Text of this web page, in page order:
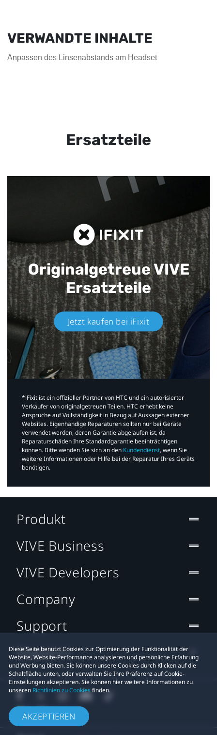
VERWANDTE INHALTE
Anpassen des Linsenabstands am Headset
Ersatzteile
Originalgetreue VIVE
Ersatzteile
Jetzt kaufen bei iFixit​
*iFixit ist ein offizieller Partner von HTC und ein autorisierter
Verkäufer von originalgetreuen Teilen. HTC erhebt keine
Ansprüche auf Vollständigkeit in Bezug auf Aussagen externer
Websites. Eigenhändige Reparaturen sollten nur bei Geräte
verwendet werden, deren Garantie abgelaufen ist, da
Reparaturschäden Ihre Standardgarantie beeinträchtigen
können. Bitte wenden Sie sich an den Kundendienst, wenn Sie
weitere Informationen oder Hilfe bei der Reparatur Ihres Geräts
benötigen.​
Diese Seite benutzt Cookies zur Optimierung der Funktionalität der
Website, Website-Performance analysieren und persönliche Erfahrung
und Werbung bieten. Sie können unsere Cookies durch Klicken auf die
Schaltfläche unten, oder verwalten Sie Ihre Präferenz auf Cookie-
Einstellungen akzeptieren. Sie können hier weitere Informationen zu
unseren Richtlinien zu Cookiesfinden.
AKZEPTIEREN
Produkt
VIVE Business
VIVE Developers
Company
Support
Standort